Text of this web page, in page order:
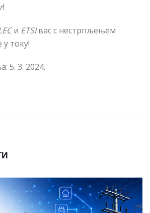
!
и ETSI вас с нестрпљењем
у току!
5. 3. 2024.